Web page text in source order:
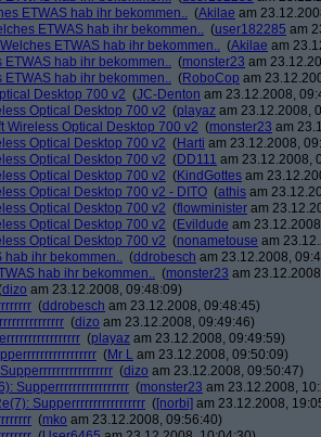
ETWAS hab ihr bekommen.. (Akilae am
ETWAS hab ihr bekommen.. (user182285 am
ETWAS hab ihr bekommen.. (Akilae am
ETWAS hab ihr bekommen.. (monster23 am
ETWAS hab ihr bekommen.. (RoboCop am
Desktop 700 v2 (JC-Denton am 23.12.2008,
Optical Desktop 700 v2 (playaz am 23.12.2008,
Wireless Optical Desktop 700 v2 (monster23 am
Optical Desktop 700 v2 (Harti am 23.12.2008,
Optical Desktop 700 v2 (DD111 am 23.12.2008,
Optical Desktop 700 v2 (KindGottes am
Optical Desktop 700 v2 - DITO (athis am
Optical Desktop 700 v2 (flowminister am
Optical Desktop 700 v2 (Evildude am
Optical Desktop 700 v2 (nonametouse am
hab ihr bekommen.. (ddrobesch am 23.12.2008,
hab ihr bekommen.. (monster23 am
dizo am 23.12.2008, 09:48:09)
(ddrobesch am 23.12.2008, 09:48:45)
(dizo am 23.12.2008, 09:49:46)
(playaz am 23.12.2008, 09:49:59)
(Mr L am 23.12.2008, 09:50:09)
(dizo am 23.12.2008, 09:50:47)
Supperrrrrrrrrrrrrrrrr (monster23 am 23.12.2008,
Supperrrrrrrrrrrrrrrrr ([norbi] am 23.12.2008,
(mko am 23.12.2008, 09:56:40)